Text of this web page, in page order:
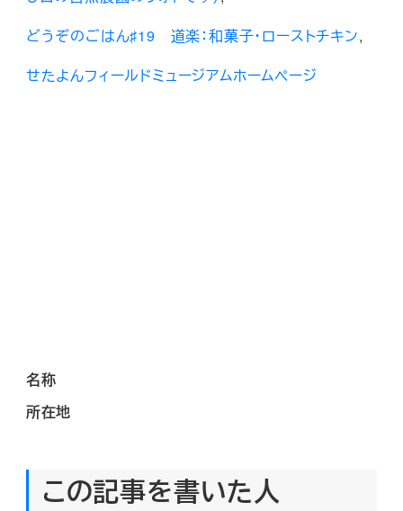
どうぞのごはん♯19 道楽：和菓子・ローストチキン,
せたよんフィールドミュージアムホームページ
名称
所在地
この記事を書いた人